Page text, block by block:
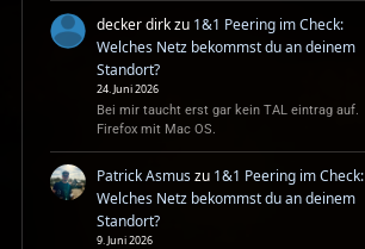
decker dirkzu 1&1 Peering im Check:
Welches Netz bekommst du an deinem
Standort?
24. Juni 2026
Bei mir taucht erst gar kein TAL eintrag auf.
Firefox mit Mac OS.
Patrick Asmuszu 1&1 Peering im Check:
Welches Netz bekommst du an deinem
Standort?
9. Juni 2026